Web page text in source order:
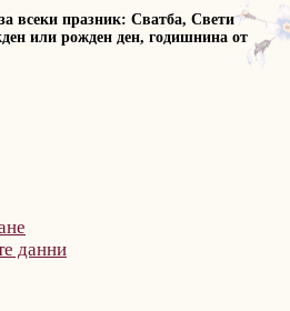
всеки празник: Сватба, Свети
или рожден ден, годишнина от
данни